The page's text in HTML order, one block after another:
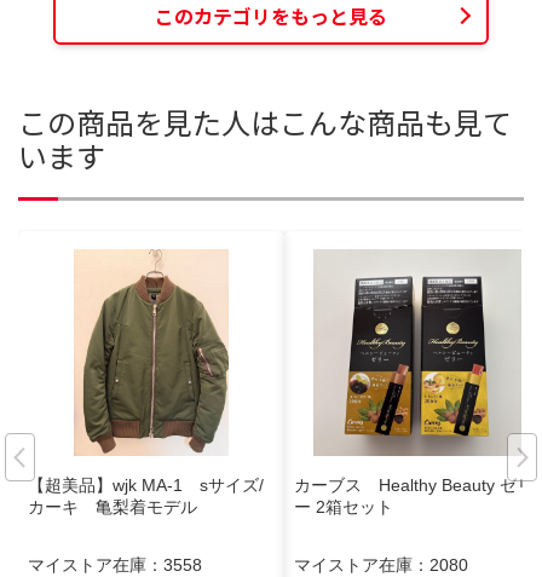
このカテゴリをもっと見る
この商品を見た人はこんな商品も見て
います
【超美品】wjk MA-1 sサイズ/
カーキ 亀梨着モデル
マイストア在庫： 3558
カーブス Healthy Beauty ゼリ
ー 2箱セット
マイストア在庫： 2080